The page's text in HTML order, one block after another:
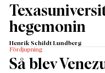
hegemonin
Henrik Schildt Lundberg
Fördjupning
Så blev